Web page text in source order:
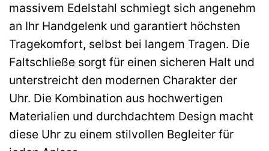
massivem Edelstahl schmiegt sich angenehm
an Ihr Handgelenk und garantiert höchsten
Tragekomfort, selbst bei langem Tragen. Die
Faltschließe sorgt für einen sicheren Halt und
unterstreicht den modernen Charakter der
Uhr. Die Kombination aus hochwertigen
Materialien und durchdachtem Design macht
diese Uhr zu einem stilvollen Begleiter für